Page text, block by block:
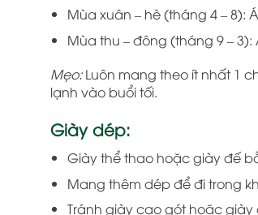
Mùa xuân – hè (tháng 4 – 8):
Mùa thu – đông (tháng 9 – 3):
Mẹo:Luôn mang theo ít nhất 1
lạnh vào buổi tối.
Giày dép:
Giày thể thao hoặc giày đế
Mang thêm dép để đi trong
Tránh giày cao gót hoặc